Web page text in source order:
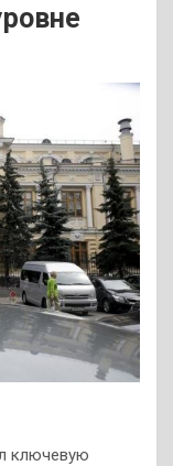
ключевую